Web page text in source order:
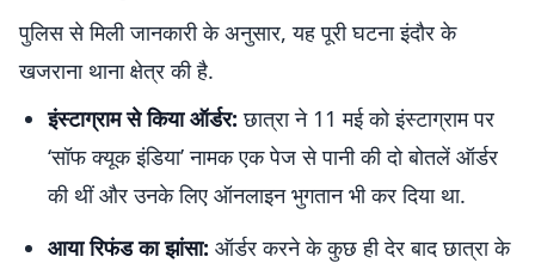
पुलिस से मिली जानकारी के अनुसार, यह पूरी घटना इंदौर के
खजराना थाना क्षेत्र की है.
इंस्टाग्राम से किया ऑर्डर:छात्रा ने 11 मई को इंस्टाग्राम पर
‘सॉफ क्यूक इंडिया’ नामक एक पेज से पानी की दो बोतलें ऑर्डर
की थीं और उनके लिए ऑनलाइन भुगतान भी कर दिया था.
आया रिफंड का झांसा: ऑर्डर करने के कुछ ही देर बाद छात्रा के